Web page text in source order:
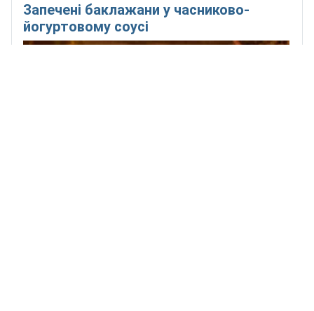
Запечені баклажани у часниково-
йогуртовому соусі